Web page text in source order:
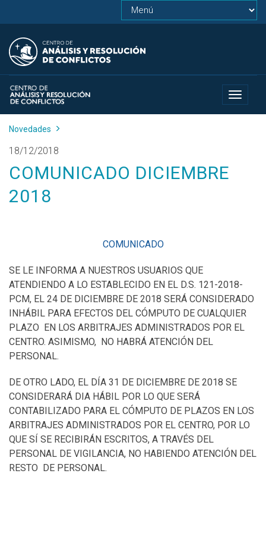
Toggle
Novedades
18/12/2018
COMUNICADO DICIEMBRE
2018
COMUNICADO
SE LE INFORMA A NUESTROS USUARIOS QUE
ATENDIENDO A LO ESTABLECIDO EN EL D.S. 121-2018-
PCM, EL 24 DE DICIEMBRE DE 2018 SERÁ CONSIDERADO
INHÁBIL PARA EFECTOS DEL CÓMPUTO DE CUALQUIER
PLAZO EN LOS ARBITRAJES ADMINISTRADOS POR EL
CENTRO. ASIMISMO, NO HABRÁ ATENCIÓN DEL
PERSONAL.
DE OTRO LADO, EL DÍA 31 DE DICIEMBRE DE 2018 SE
CONSIDERARÁ DIA HÁBIL POR LO QUE SERÁ
CONTABILIZADO PARA EL CÓMPUTO DE PLAZOS EN LOS
ARBITRAJES ADMINISTRADOS POR EL CENTRO, POR LO
QUE SÍ SE RECIBIRÁN ESCRITOS, A TRAVÉS DEL
PERSONAL DE VIGILANCIA, NO HABIENDO ATENCIÓN DEL
RESTO DE PERSONAL.